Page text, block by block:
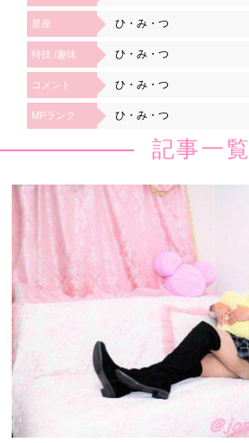
星座 ひ・み・つ
特技 /趣味 ひ・み・つ
コメント ひ・み・つ
MPランク ひ・み・つ
記事一覧